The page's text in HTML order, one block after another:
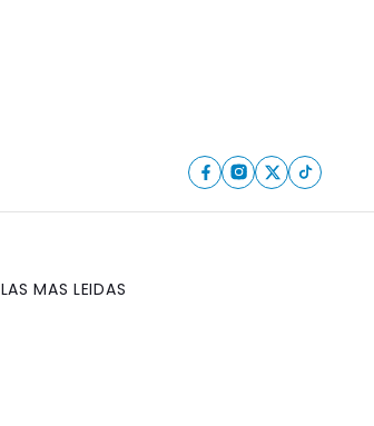
LAS MAS LEIDAS